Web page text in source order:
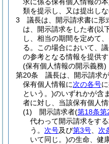
類を提示し、又は提出しな
3
議長は、開示請求書に形
は、開示請求をした者(以
し、相当の期間を定めて
る。
この場合において、
の参考となる情報を提供
(保有個人情報の開示義務)
第20条
議長は、開示請求
保有個人情報に次の各号
という。)のいずれかが含
者に対し、当該保有個人
(1)
開示請求者(第18条第
代わって開示請求をす
う。 次号及び第3号 次
いて同じ。)の生命、健